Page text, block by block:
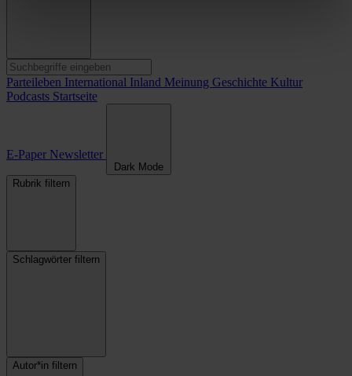
Parteileben International Inland Meinung Geschichte Kultur
Podcasts Startseite
E-Paper Newsletter
Dark Mode
Rubrik filtern
Schlagwörter filtern
Autor*in filtern